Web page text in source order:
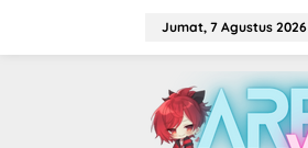
Jumat, 7 Agustus 2026